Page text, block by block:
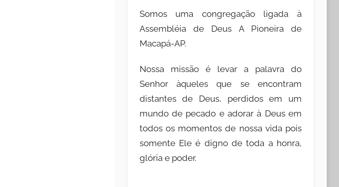
Somos uma congregação ligada à
Assembléia de Deus A Pioneira de
Macapá-AP.
Nossa missão é levar a palavra do
Senhor àqueles que se encontram
distantes de Deus, perdidos em um
mundo de pecado e adorar à Deus em
todos os momentos de nossa vida pois
somente Ele é digno de toda a honra,
glória e poder.